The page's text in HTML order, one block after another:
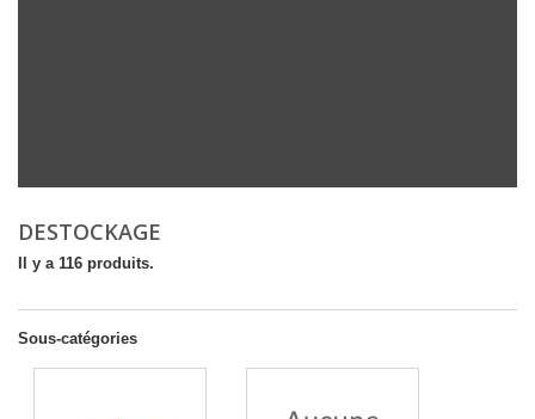
DESTOCKAGE
Il y a 116 produits.
Sous-catégories